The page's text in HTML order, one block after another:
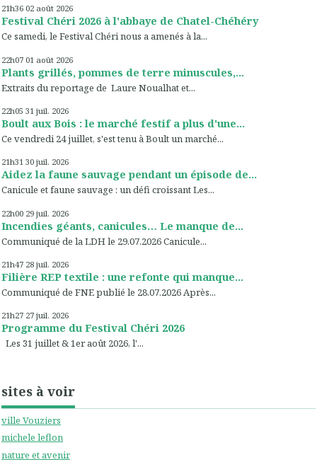
21h36 02 août 2026
Festival Chéri 2026 à l'abbaye de Chatel-Chéhéry
Ce samedi, le Festival Chéri nous a amenés à la...
22h07 01 août 2026
Plants grillés, pommes de terre minuscules,...
Extraits du reportage de Laure Noualhat et...
22h05 31 juil. 2026
Boult aux Bois : le marché festif a plus d'une...
Ce vendredi 24 juillet, s'est tenu à Boult un marché...
21h31 30 juil. 2026
Aidez la faune sauvage pendant un épisode de...
Canicule et faune sauvage : un défi croissant Les...
22h00 29 juil. 2026
Incendies géants, canicules… Le manque de...
Communiqué de la LDH le 29.07.2026 Canicule...
21h47 28 juil. 2026
Filière REP textile : une refonte qui manque...
Communiqué de FNE publié le 28.07.2026 Après...
21h27 27 juil. 2026
Programme du Festival Chéri 2026
Les 31 juillet & 1er août 2026, l'...
sites à voir
ville Vouziers
michele leflon
nature et avenir